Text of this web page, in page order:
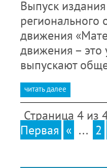
Выпуск
регионального
движения
движения – это
выпускают
читать далее
Страница 4 из
Первая « ... 2